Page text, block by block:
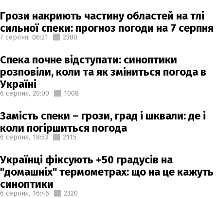
Грози накриють частину областей на тлі
сильної спеки: прогноз погоди на 7 серпня
7 серпня, 06:21 2380
Спека почне відступати: синоптики
розповіли, коли та як зміниться погода в
Україні
6 серпня, 20:00 1008
Замість спеки – грози, град і шквали: де і
коли погіршиться погода
6 серпня, 18:53 2115
Українці фіксують +50 градусів на
"домашніх" термометрах: що на це кажуть
синоптики
6 серпня, 16:46 2320